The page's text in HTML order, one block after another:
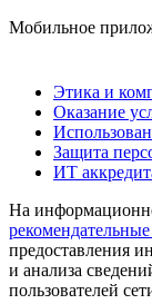
Мобильное
Этика и
Оказание
Защита
ИТ
На
предоставления
и анализа
пользователей